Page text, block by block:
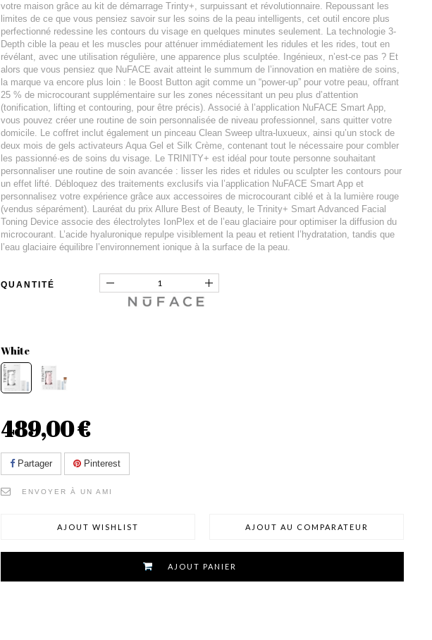
votre maison grâce au kit de démarrage Trinty+, surpuissant et révolutionnaire. Repoussant les
limites de ce que vous pensiez savoir sur les soins de la peau intelligents, cet outil encore plus
perfectionné redessine les contours du visage en quelques minutes seulement. La technologie 3-
Depth cible la peau et les muscles pour atténuer immédiatement les ridules et les rides, tout en
révélant, avec une utilisation régulière, une apparence plus sculptée. Ingénieux, n’est-ce pas ? Et
alors que vous pensiez que NuFACE avait atteint le summum de l’innovation en matière de soins,
la marque va encore plus loin : le Boost Button agit comme un “power-up” pour votre peau, offrant
25 % de microcourant supplémentaire sur les zones nécessitant un peu plus d’attention
(tonification, lifting et contouring, pour être précis). Associé à l’application NuFACE Smart App,
vous pouvez créer une routine de soin personnalisée de niveau professionnel, sans quitter votre
domicile. Le coffret inclut également un pinceau Clean Sweep ultra-luxueux, ainsi qu’un stock de
deux mois de gels activateurs Aqua Gel et Silk Crème, contenant tout le nécessaire pour combler
les passionné·es de soins du visage. Le TRINITY+ est idéal pour toute personne souhaitant
personnaliser une routine de soin avancée : lisser les rides et ridules ou sculpter les contours pour
un effet lifté. Débloquez des traitements exclusifs via l’application NuFACE Smart App et
personnalisez votre expérience grâce aux accessoires de microcourant ciblé et à la lumière rouge
(vendus séparément). Lauréat du prix Allure Best of Beauty, le Trinity+ Smart Advanced Facial
Toning Device associe des électrolytes IonPlex et de l’eau glaciaire pour optimiser la diffusion du
microcourant. L’acide hyaluronique repulpe visiblement la peau et retient l’hydratation, tandis que
l’eau glaciaire équilibre l’environnement ionique à la surface de la peau.
QUANTITÉ
White
489,00 €
Partager Pinterest
ENVOYER À UN AMI
AJOUT WISHLIST AJOUT AU COMPARATEUR
AJOUT PANIER